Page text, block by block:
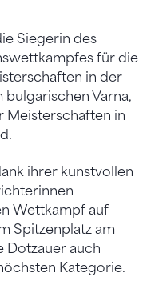
Siegerin des
für die
in der
bulgarischen Varna,
Meisterschaften in
ihrer kunstvollen
Wettkampf auf
Spitzenplatz am
auch
Kategorie.